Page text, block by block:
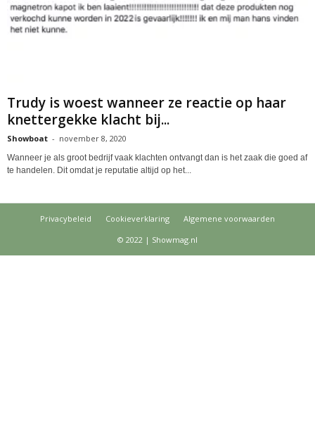
Trudy is woest wanneer ze reactie op haar
knettergekke klacht bij...
Showboat - november 8, 2020
Wanneer je als groot bedrijf vaak klachten ontvangt dan is het zaak die goed af
te handelen. Dit omdat je reputatie altijd op het...
Privacybeleid Cookieverklaring
Algemene voorwaarden
© 2022 | Showmag.nl